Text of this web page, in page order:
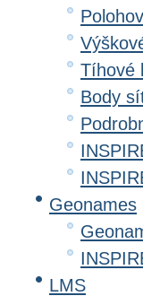
Tíhové
Body
Geonames
LMS